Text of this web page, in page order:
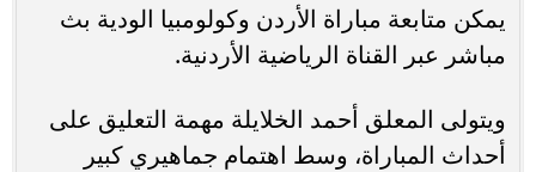
يمكن متابعة مباراة الأردن وكولومبيا الودية بث
مباشر عبر القناة الرياضية الأردنية.
ويتولى المعلق أحمد الخلايلة مهمة التعليق على
أحداث المباراة، وسط اهتمام جماهيري كبير